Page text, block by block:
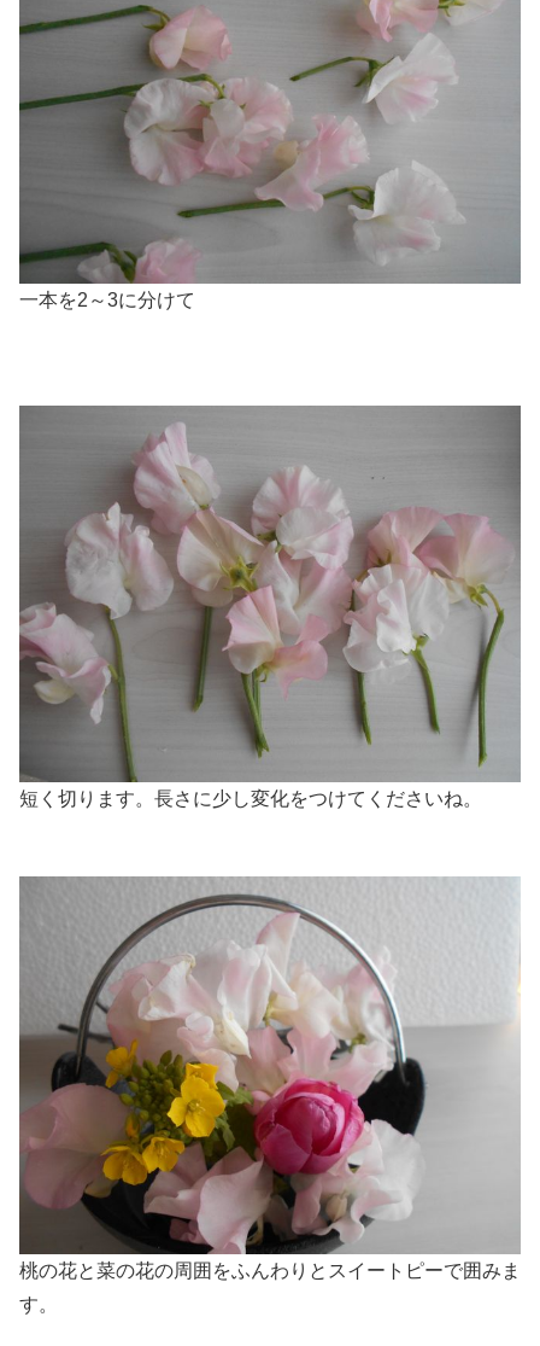
一本を2～3に分けて
短く切ります。長さに少し変化をつけてくださいね。
桃の花と菜の花の周囲をふんわりとスイートピーで囲みま
す。